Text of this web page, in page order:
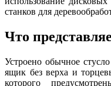
станков для
Что
Устроено обычное
ящик без верха и
которого